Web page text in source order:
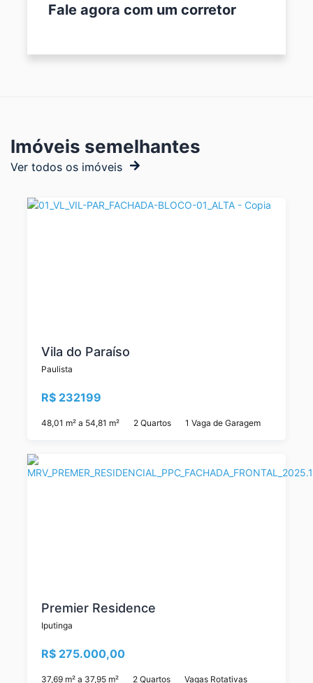
Fale agora com um corretor
Imóveis semelhantes
Ver todos os imóveis
Vila do Paraíso
Paulista
R$ 232199
48,01 m² a 54,81 m² 2 Quartos 1 Vaga de Garagem
Premier Residence
Iputinga
R$ 275.000,00
37,69 m² a 37,95 m² 2 Quartos Vagas Rotativas